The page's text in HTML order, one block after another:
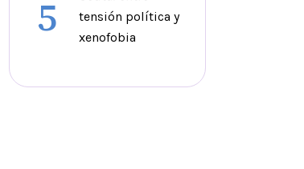
5
tensión política y
xenofobia